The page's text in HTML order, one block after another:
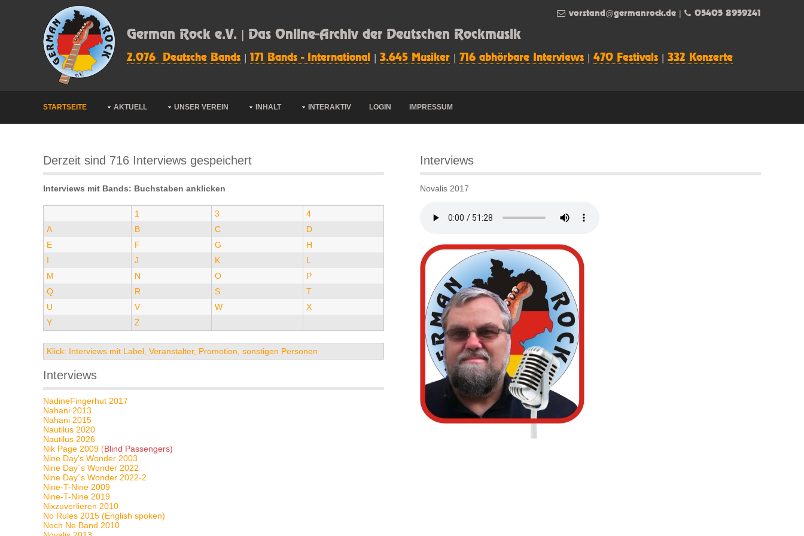
German Rock e.V. | Das Online-Archiv der Deutschen Rockmusik
2.076 Deutsche Bands 171 Bands - International 3.645 Musiker 716 abhörbare Interviews 470 Festivals 332 Konzerte
vorstand@germanrock.de 05405 8959241
STARTSEITE AKTUELL UNSER VEREIN INHALT INTERAKTIV LOGIN IMPRESSUM
Derzeit sind 716 Interviews gespeichert
Interviews mit Bands: Buchstaben anklicken
1 3
4
A
B C
D
E
F G
H
I
J K
L
M
N O
P
Q
R S
T
U
V W
X
Y
Z
Klick: Interviews mit Label, Veranstalter, Promotion, sonstigen Personen
Interviews
NadineFingerhut 2017
Nahani 2013
Nahani 2015
Nautilus 2020
Nautilus 2026
Nik Page 2009 (Blind Passengers)
Nine Day's Wonder 2003
Nine Day´s Wonder 2022
Nine Day´s Wonder 2022-2
Nine-T-Nine 2009
Nine-T-Nine 2019
Nixzuverlieren 2010
No Rules 2015 (English spoken)
Noch Ne Band 2010
Interviews
Novalis 2017